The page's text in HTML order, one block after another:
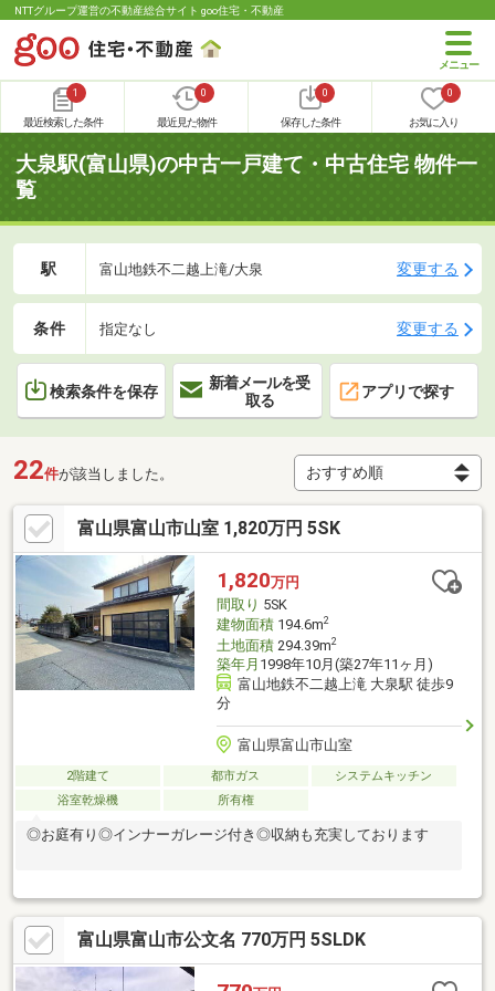
NTTグループ運営の不動産総合サイト goo住宅・不動産
1
最近検索した条件
0
最近見た物件
0
保存した条件
0
お気に入り
大泉駅(富山県)の中古一戸建て・中古住宅 物件一
覧
駅 富山地鉄不二越上滝/大泉 変更する
条件 指定なし 変更する
検索条件を保存
新着メールを受
取る
アプリで探す
22件が該当しました。
富山県富山市山室 1,820万円 5SK
1,820万円
間取り 5SK
建物面積194.6m2
土地面積294.39m2
築年月 1998年10月(築27年11ヶ月)
富山地鉄不二越上滝 大泉駅 徒歩9
分
富山県富山市山室
2階建て 都市ガス
システムキッチン
浴室乾燥機
所有権
◎お庭有り◎インナーガレージ付き◎収納も充実しております
富山県富山市公文名 770万円 5SLDK